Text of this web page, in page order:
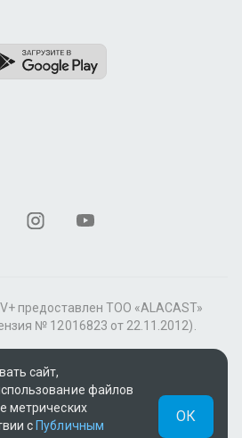
предоставлен ТОО «ALACAST»
№ 12016823 от 22.11.2012).
по подписке» для «Пакета
контент предоставляется
сайт,
файлов
метрических
с Публичным
ОК